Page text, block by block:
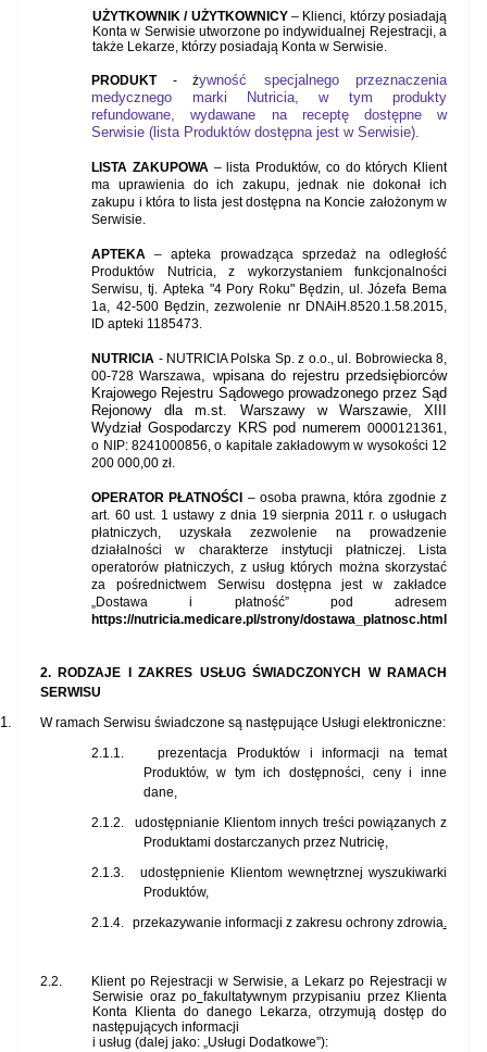
UŻYTKOWNIK / UŻYTKOWNICY – Klienci, którzy posiadają
Konta w Serwisie utworzone po indywidualnej Rejestracji, a
także Lekarze, którzy posiadają Konta w Serwisie.
PRODUKT- żywność specjalnego przeznaczenia
medycznego marki Nutricia, w tym produkty
refundowane, wydawane na receptę dostępne w
Serwisie (lista Produktów dostępna jest w Serwisie).
LISTA ZAKUPOWA– lista Produktów, co do których Klient
ma uprawienia do ich zakupu, jednak nie dokonał ich
zakupu i która to lista jest dostępna na Koncie założonym w
Serwisie.
APTEKA– apteka prowadząca sprzedaż na odległość
Produktów Nutricia, z wykorzystaniem funkcjonalności
Serwisu, tj. Apteka "4 Pory Roku" Będzin, ul. Józefa Bema
1a, 42-500 Będzin, zezwolenie nr DNAiH.8520.1.58.2015,
ID apteki 1185473.
NUTRICIA - NUTRICIA Polska Sp. z o.o., ul. Bobrowiecka 8,
00-728 Warszawa, wpisana do rejestru przedsiębiorców
Krajowego Rejestru Sądowego prowadzonego przez Sąd
Rejonowy dla m.st. Warszawy w Warszawie, XIII
Wydział Gospodarczy KRS pod numerem 0000121361,
o NIP: 8241000856, o kapitale zakładowym w wysokości 12
200 000,00 zł.
OPERATOR PŁATNOŚCI – osoba prawna, która zgodnie z
art. 60 ust. 1 ustawy z dnia 19 sierpnia 2011 r. o usługach
płatniczych, uzyskała zezwolenie na prowadzenie
działalności w charakterze instytucji płatniczej. Lista
operatorów płatniczych, z usług których można skorzystać
za pośrednictwem Serwisu dostępna jest w zakładce
„Dostawa i płatność” pod adresem
https://nutricia.medicare.pl/strony/dostawa_platnosc.html
2. RODZAJE I ZAKRES USŁUG ŚWIADCZONYCH W RAMACH
SERWISU
W ramach Serwisu świadczone są następujące Usługi elektroniczne:
2.1.1.
prezentacja Produktów i informacji na temat
Produktów, w tym ich dostępności, ceny i inne
dane,
2.1.2.
udostępnianie Klientom innych treści powiązanych z
Produktami dostarczanych przez Nutricię,
2.1.3.
udostępnienie Klientom wewnętrznej wyszukiwarki
Produktów,
2.1.4.
przekazywanie informacji z zakresu ochrony zdrowia.
2.2.
Klient po Rejestracji w Serwisie, a Lekarz po Rejestracji w
Serwisie oraz po fakultatywnym przypisaniu przez Klienta
Konta Klienta do danego Lekarza, otrzymują dostęp do
następujących informacji
i usług (dalej jako: „Usługi Dodatkowe”):